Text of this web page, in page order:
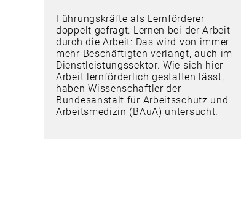
Führungskräfte als Lernförderer
doppelt gefragt: Lernen bei der Arbeit
durch die Arbeit: Das wird von immer
mehr Beschäftigten verlangt, auch im
Dienstleistungssektor. Wie sich hier
Arbeit lernförderlich gestalten lässt,
haben ­Wissenschaftler der
Bundesanstalt für Arbeitsschutz und
Arbeitsmedizin (BAuA) untersucht.